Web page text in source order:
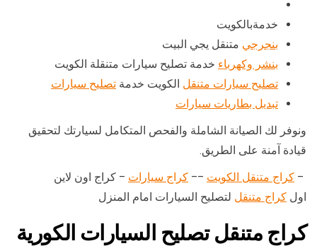
خدمةبالكويت
بنجرجي متنقل يجي البيت
بنشر وكهرباء خدمة تصليح سيارات متنقلة الكويت
تصليح سيارات متنقل الكويت خدمة تصليح سيارات
تبديل بطاريات سيارات
ونوفر لك الصيانة الشاملة والفحص المتكامل لسيارتك لتحقيق
قيادة آمنة على الطريق.
– كراج متنقل الكويت –– كراج سيارات – كراج اون لاين
اول كراج متنقل لتصليح السيارات امام المنزل
كراج متنقل تصليح السيارات الكورية